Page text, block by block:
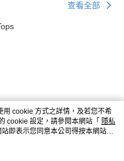
查看全部
cookie 方式之詳情，及若您不希
cookie 設定，請參閱本網站「 隱私
即表示您同意本公司得按本網站使